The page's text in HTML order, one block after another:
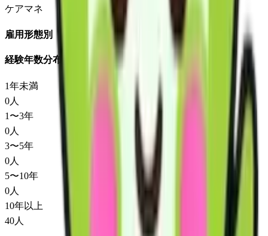
ケアマネ
雇用形態別
経験年数分布
1年未満
0人
1〜3年
0人
3〜5年
0人
5〜10年
0人
10年以上
40人